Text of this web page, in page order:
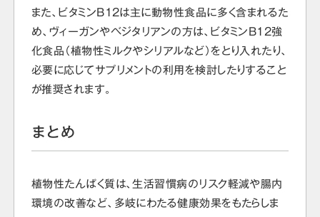
また、ビタミンB12は主に動物性食品に多く含まれるた
め、ヴィーガンやベジタリアンの方は、ビタミンB12強
化食品（植物性ミルクやシリアルなど）をとり入れたり、
必要に応じてサプリメントの利用を検討したりすること
が推奨されます。
まとめ
植物性たんぱく質は、生活習慣病のリスク軽減や腸内
環境の改善など、多岐にわたる健康効果をもたらしま